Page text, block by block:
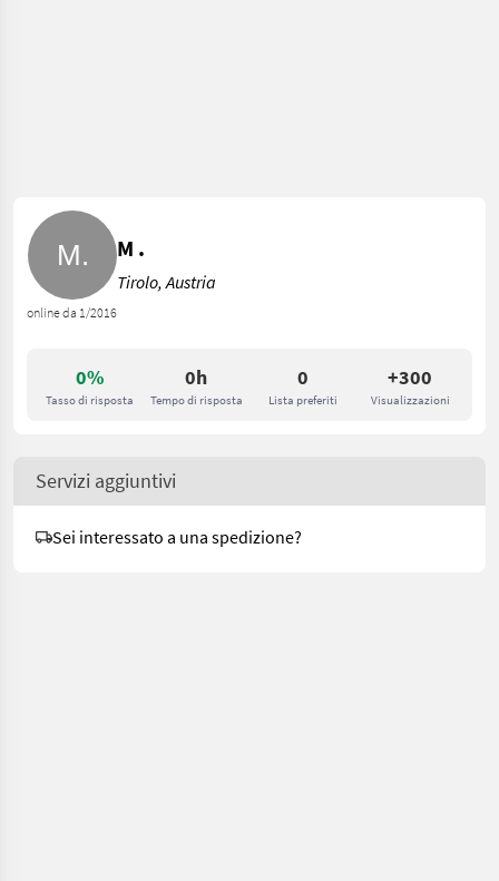
0%
Tasso di risposta
0h
Tempo di risposta
0
Lista preferiti
+300
Visualizzazioni
online da 1/2016
M .
Tirolo, Austria
Servizi aggiuntivi
Sei interessato a una spedizione?